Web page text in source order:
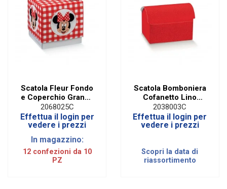
Scatola Fleur Fondo
e Coperchio Grande
Minnie Rossa 9 X 9
X 9 cm (10 PZ)
2068025C
Effettua il login per
vedere i prezzi
In magazzino:
12 confezioni da 10
PZ
Scatola Bomboniera
Cofanetto Lino
Rosso Media 13 X 9
X 9,5 cm (10 PZ)
2038003C
Effettua il login per
vedere i prezzi
Scopri la data di
riassortimento